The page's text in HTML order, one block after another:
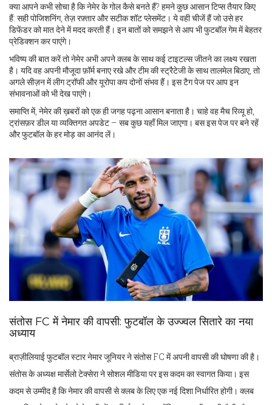
क्या आपने कभी सोचा है कि नेमेर के गोल कैसे बनते हैं? हमने कुछ आसान टिप्स तैयार किए
हैं: सही पोजिशनिंग, तेज़ रफ़्तार और सटीक शॉट प्लेसमेंट। ये वही चीजें हैं जो उसे हर
डिफेंडर को मात देने में मदद करती हैं। इन बातों को समझने से आप भी फुटबॉल गेम में बेहतर
प्रेडिक्शन कर पाएंगे।
भविष्य की बात करें तो नेमेर अभी अपने क्लब के साथ कई टाइटल्स जीतने का लक्ष्य रखता
है। यदि वह अपनी मौजूदा फ़ॉर्म बनाए रखे और टीम की स्ट्रैटेजी के साथ तालमेल बिठाए, तो
अगले सीज़न में लीग ट्रॉफी और यूरोपा कप दोनों संभव हैं। इस टैग पेज पर आप इन
संभावनाओं को भी देख पाएंगे।
समाप्ति में, नेमेर की ख़बरों को एक ही जगह पढ़ना आसान बनाता है। चाहे वह मैच रिव्यू हो,
ट्रांसफ़र डील या व्यक्तिगत अपडेट – सब कुछ यहाँ मिल जाएगा। बस इस पेज पर बने रहें
और फुटबॉल के हर मोड़ का आनंद लें।
संतोस FC में नेमार की वापसी: फुटबॉल के उज्ज्वल सितारे का नया
अध्याय
ब्राज़ीलियाई फुटबॉल स्टार नेमार जूनियर ने संतोस FC में अपनी वापसी की घोषणा की है।
संतोस के अध्यक्ष मार्सेलो टेक्सेरा ने सोशल मीडिया पर इस कदम का स्वागत किया। इस
कदम से उम्मीद है कि नेमार की वापसी से क्लब के लिए एक नई दिशा निर्धारित होगी। क्लब